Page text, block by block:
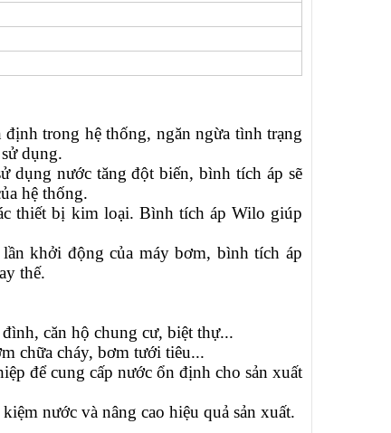
trong hệ thống, ngăn ngừa tình trạng
dụng.
dụng nước tăng đột biến, bình tích áp sẽ
hệ thống.
thiết bị kim loại. Bình tích áp Wilo giúp
khởi động của máy bơm, bình tích áp
thế.
căn hộ chung cư, biệt thự...
chữa cháy, bơm tưới tiêu...
để cung cấp nước ổn định cho sản xuất
nước và nâng cao hiệu quả sản xuất.